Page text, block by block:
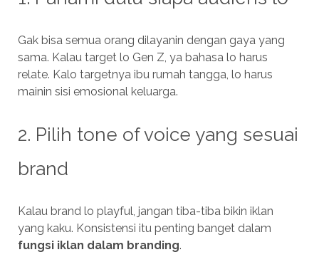
Gak bisa semua orang dilayanin dengan gaya yang
sama. Kalau target lo Gen Z, ya bahasa lo harus
relate. Kalo targetnya ibu rumah tangga, lo harus
mainin sisi emosional keluarga.
2. Pilih tone of voice yang sesuai
brand
Kalau brand lo playful, jangan tiba-tiba bikin iklan
yang kaku. Konsistensi itu penting banget dalam
fungsi iklan dalam branding.